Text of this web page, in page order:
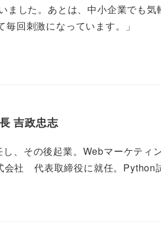
した。あとは、中小企業でも
回刺激になっています。」
吉政忠志
、その後起業。Webマーケティ
会社 代表取締役に就任。Python